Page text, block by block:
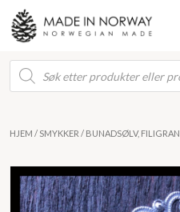
Products
search
HJEM / SMYKKER / BUNADSØLV, FILIGRAN